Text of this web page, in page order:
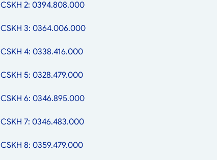
CSKH 2: 0394.808.000
CSKH 3: 0364.006.000
CSKH 4: 0338.416.000
CSKH 5: 0328.479.000
CSKH 6: 0346.895.000
CSKH 7: 0346.483.000
CSKH 8: 0359.479.000